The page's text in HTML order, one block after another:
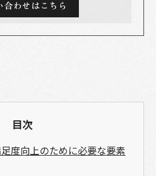
合わせはこちら
目次
度向上のために必要な要素